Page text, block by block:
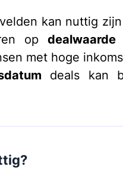
kan nuttig
opdealwaarde
met hoge
deals kan